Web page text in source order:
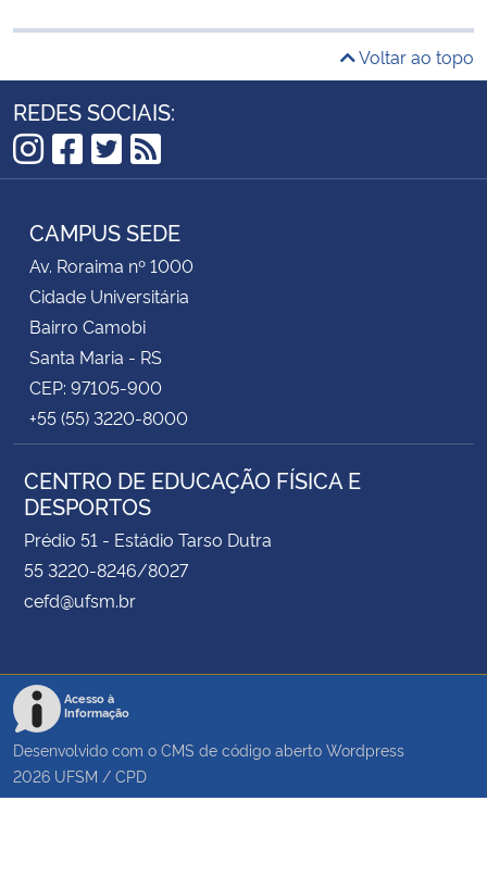
Voltar ao topo
REDES SOCIAIS:
Instagram
Facebook
Twitter
RSS
CAMPUS SEDE
Av. Roraima nº 1000
Cidade Universitária
Bairro Camobi
Santa Maria - RS
CEP: 97105-900
+55 (55) 3220-8000
CENTRO DE EDUCAÇÃO FÍSICA E
DESPORTOS
Prédio 51 - Estádio Tarso Dutra
55 3220-8246/8027
cefd@ufsm.br
Acesso à
Informação
Desenvolvido com o CMS de código aberto Wordpress
2026 UFSM / CPD